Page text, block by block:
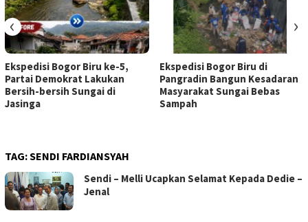
Ekspedisi Bogor Biru ke-5,
Partai Demokrat Lakukan
Bersih-bersih Sungai di
Jasinga
Ekspedisi Bogor Biru di
Pangradin Bangun Kesadaran
Masyarakat Sungai Bebas
Sampah
‹ ›
TAG:SENDI FARDIANSYAH
Sendi – Melli Ucapkan Selamat Kepada Dedie –
Jenal